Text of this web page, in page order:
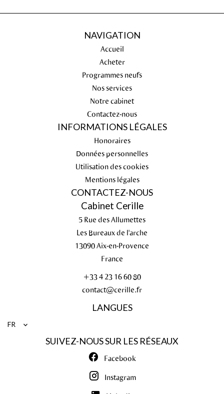
NAVIGATION
Accueil
Acheter
Programmes neufs
Nos services
Notre cabinet
Contactez-nous
INFORMATIONS LÉGALES
Honoraires
Données personnelles
Utilisation des cookies
Mentions légales
CONTACTEZ-NOUS
Cabinet Cerille
5 Rue des Allumettes
Les Bureaux de l'arche
13090Aix-en-Provence
France
+33 4 23 16 60 80
contact@cerille.fr
LANGUES
FR
SUIVEZ-NOUS SUR LES RÉSEAUX
Facebook
Instagram